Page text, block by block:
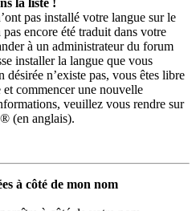
la liste !
pas installé votre langue sur le
encore été traduit dans votre
à un administrateur du forum
installer la langue que vous
n’existe pas, vous êtes libre
commencer une nouvelle
veuillez vous rendre sur
® (en anglais).
à côté de mon nom